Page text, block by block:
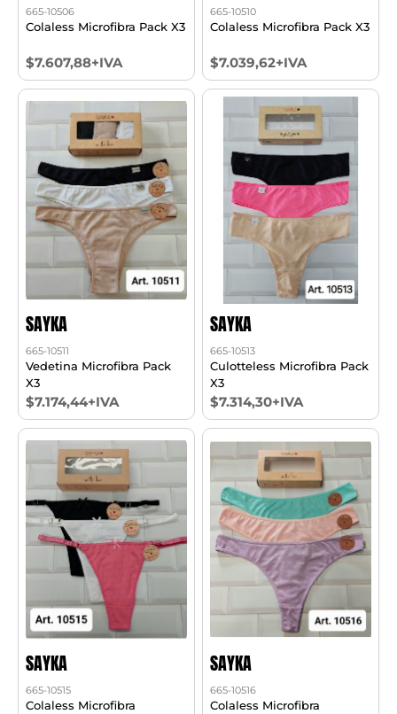
665-10506
Colaless Microfibra Pack X3
$7.607,88+IVA
665-10510
Colaless Microfibra Pack X3
$7.039,62+IVA
SAYKA
665-10511
Vedetina Microfibra Pack
X3
$7.174,44+IVA
SAYKA
665-10513
Culotteless Microfibra Pack
X3
$7.314,30+IVA
SAYKA
665-10515
Colaless Microfibra
SAYKA
665-10516
Colaless Microfibra